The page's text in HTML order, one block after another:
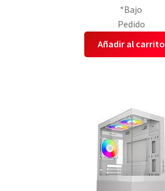
*Bajo
Pedido
Añadir al carrito